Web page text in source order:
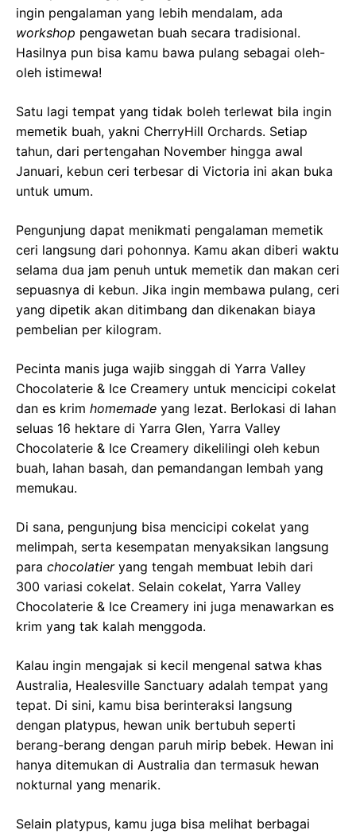
ingin pengalaman yang lebih mendalam, ada
workshop pengawetan buah secara tradisional.
Hasilnya pun bisa kamu bawa pulang sebagai oleh-
oleh istimewa!
Satu lagi tempat yang tidak boleh terlewat bila ingin
memetik buah, yakni CherryHill Orchards. Setiap
tahun, dari pertengahan November hingga awal
Januari, kebun ceri terbesar di Victoria ini akan buka
untuk umum.
Pengunjung dapat menikmati pengalaman memetik
ceri langsung dari pohonnya. Kamu akan diberi waktu
selama dua jam penuh untuk memetik dan makan ceri
sepuasnya di kebun. Jika ingin membawa pulang, ceri
yang dipetik akan ditimbang dan dikenakan biaya
pembelian per kilogram.
Pecinta manis juga wajib singgah di Yarra Valley
Chocolaterie & Ice Creamery untuk mencicipi cokelat
dan es krim homemade yang lezat. Berlokasi di lahan
seluas 16 hektare di Yarra Glen, Yarra Valley
Chocolaterie & Ice Creamery dikelilingi oleh kebun
buah, lahan basah, dan pemandangan lembah yang
memukau.
Di sana, pengunjung bisa mencicipi cokelat yang
melimpah, serta kesempatan menyaksikan langsung
para chocolatieryang tengah membuat lebih dari
300 variasi cokelat. Selain cokelat, Yarra Valley
Chocolaterie & Ice Creamery ini juga menawarkan es
krim yang tak kalah menggoda.
Kalau ingin mengajak si kecil mengenal satwa khas
Australia, Healesville Sanctuary adalah tempat yang
tepat. Di sini, kamu bisa berinteraksi langsung
dengan platypus, hewan unik bertubuh seperti
berang-berang dengan paruh mirip bebek. Hewan ini
hanya ditemukan di Australia dan termasuk hewan
nokturnal yang menarik.
Selain platypus, kamu juga bisa melihat berbagai